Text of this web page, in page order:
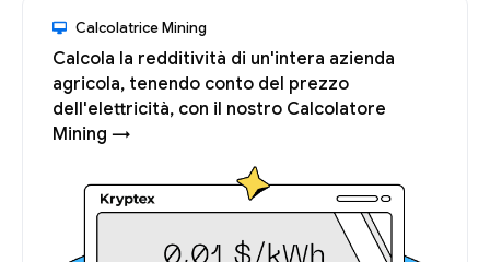
Calcolatrice Mining
Calcola la redditività di un'intera azienda
agricola, tenendo conto del prezzo
dell'elettricità, con il nostro Calcolatore
Mining →